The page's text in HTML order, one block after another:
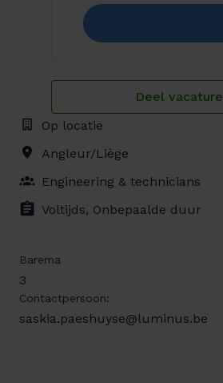
Deel vacature
Op locatie
Angleur/Liège
Engineering & technicians
Voltijds, Onbepaalde duur
Barema
3
Contactpersoon:
saskia.paeshuyse@luminus.be